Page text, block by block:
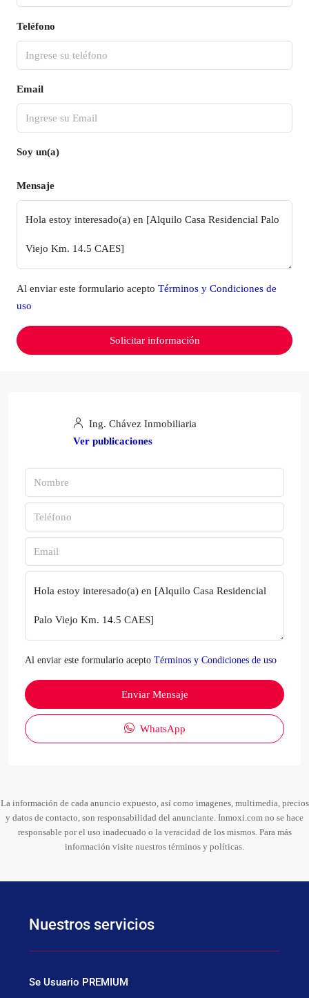
Teléfono
Email
Soy un(a)
Mensaje
Al enviar este formulario acepto Términos y Condiciones de
uso
Solicitar información
Ing. Chávez Inmobiliaria
Ver publicaciones
Al enviar este formulario acepto Términos y Condiciones de uso
Enviar Mensaje
WhatsApp
La información de cada anuncio expuesto, así como imagenes, multimedia, precios
y datos de contacto, son responsabilidad del anunciante. Inmoxi.com no se hace
responsable por el uso inadecuado o la veracidad de los mismos. Para más
información visite nuestros términos y políticas.
Nuestros servicios
Se Usuario PREMIUM